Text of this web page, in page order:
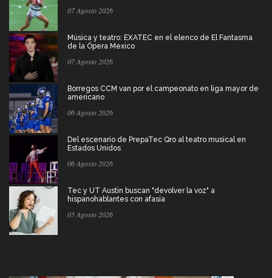
07 Agosto 2026
Música y teatro: EXATEC en el elenco de El Fantasma
de la Ópera Mexico
07 Agosto 2026
Borregos CCM van por el campeonato en liga mayor de
americano
06 Agosto 2026
Del escenario de PrepaTec Qro al teatro musical en
Estados Unidos
06 Agosto 2026
Tec y UT Austin buscan "devolver la voz" a
hispanohablantes con afasia
05 Agosto 2026